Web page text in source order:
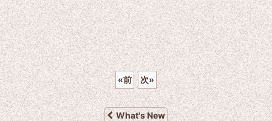
«前 次»
What's New